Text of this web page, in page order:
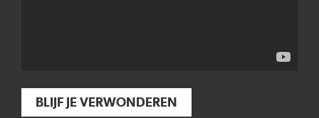
BLIJF JE VERWONDEREN